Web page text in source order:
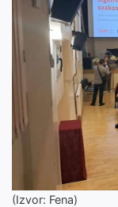
(Izvor: Fena)